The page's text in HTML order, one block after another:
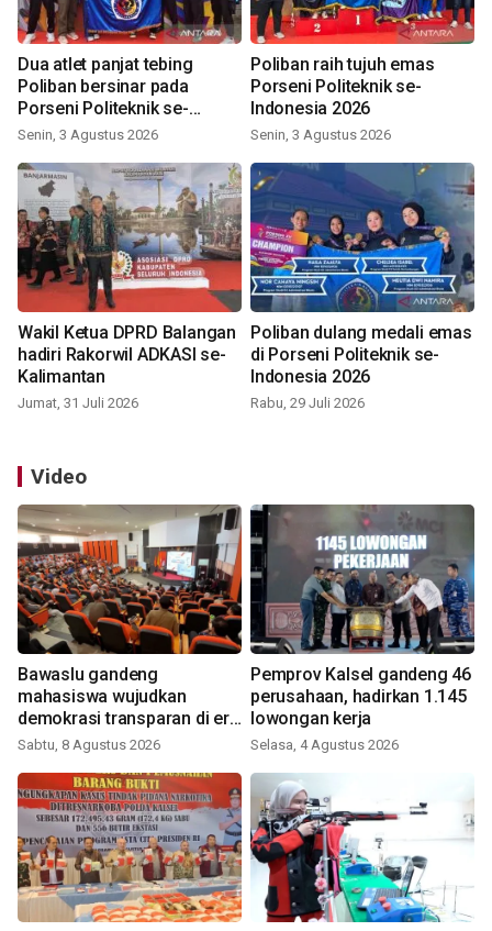
Dua atlet panjat tebing
Poliban bersinar pada
Porseni Politeknik se-
Indonesia 2026
Senin, 3 Agustus 2026
Poliban raih tujuh emas
Porseni Politeknik se-
Indonesia 2026
Senin, 3 Agustus 2026
Wakil Ketua DPRD Balangan
hadiri Rakorwil ADKASI se-
Kalimantan
Jumat, 31 Juli 2026
Poliban dulang medali emas
di Porseni Politeknik se-
Indonesia 2026
Rabu, 29 Juli 2026
Video
Bawaslu gandeng
mahasiswa wujudkan
demokrasi transparan di era
digital
Sabtu, 8 Agustus 2026
Pemprov Kalsel gandeng 46
perusahaan, hadirkan 1.145
lowongan kerja
Selasa, 4 Agustus 2026